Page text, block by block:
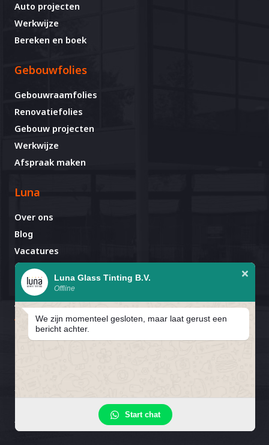
wij gesloten van 25 juli T/M 16
Afspraak al gemaakt?
Avignonlaan 67
5627 GA Eindhoven
CookiebeleidCookievoorkeuren
Algemene Voorwaarden
Auto projecten
Werkwijze
Bereken en boek
Gebouwfolies
Gebouwraamfolies
Renovatiefolies
Gebouw projecten
Werkwijze
Afspraak maken
Luna
Over ons
Blog
Vacatures
Contact
Luna Glass Tinting B.V.
Offline
We zijn momenteel gesloten, maar laat gerust een
bericht achter.
Start chat